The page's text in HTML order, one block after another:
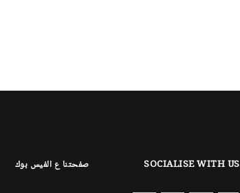
صفحتنا ع الفيس بوك SOCIALISE WITH US